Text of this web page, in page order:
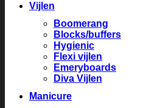
Vijlen
Boomerang
Blocks/buffers
Hygienic
Flexi vijlen
Emeryboards
Diva Vijlen
Manicure